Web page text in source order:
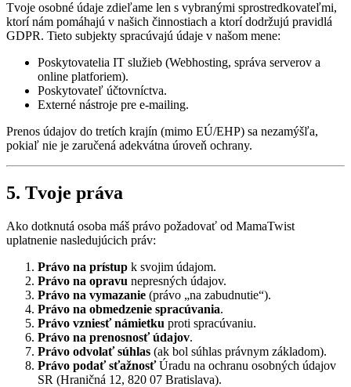
Tvoje osobné údaje zdieľame len s vybranými sprostredkovateľmi,
ktorí nám pomáhajú v našich činnostiach a ktorí dodržujú pravidlá
GDPR. Tieto subjekty spracúvajú údaje v našom mene:
Poskytovatelia IT služieb (Webhosting, správa serverov a
online platforiem).
Poskytovateľ účtovníctva.
Externé nástroje pre e-mailing.
Prenos údajov do tretích krajín (mimo EÚ/EHP) sa nezamýšľa,
pokiaľ nie je zaručená adekvátna úroveň ochrany.
5. Tvoje práva
Ako dotknutá osoba máš právo požadovať od MamaTwist
uplatnenie nasledujúcich práv:
Právo na prístup k svojim údajom.
Právo na opravu nepresných údajov.
Právo na vymazanie (právo „na zabudnutie“).
Právo na obmedzenie spracúvania.
Právo vzniesť námietku proti spracúvaniu.
Právo na prenosnosť údajov.
Právo odvolať súhlas (ak bol súhlas právnym základom).
Právo podať sťažnosťÚradu na ochranu osobných údajov
SR (Hraničná 12, 820 07 Bratislava).